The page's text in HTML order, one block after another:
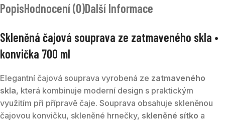
PopisHodnocení (0)Další Informace
Skleněná čajová souprava ze zatmaveného skla •
konvička 700 ml
Elegantní čajová souprava vyrobená ze zatmaveného
skla, která kombinuje moderní design s praktickým
využitím při přípravě čaje. Souprava obsahuje skleněnou
čajovou konvičku, skleněné hrnečky, skleněné sítko a